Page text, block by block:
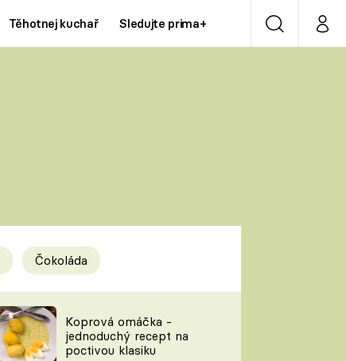
Těhotnej kuchař Sledujte prima+ VyhledáváníMůj
Prima LAJK
Sledujte nás
Čokoláda
Koprová omáčka -
jednoduchý recept na
poctivou klasiku